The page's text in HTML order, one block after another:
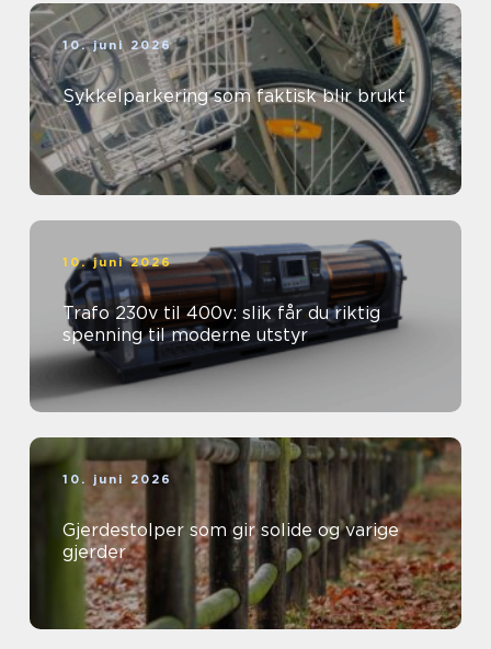
10. juni 2026
Sykkelparkering som faktisk blir brukt
10. juni 2026
Trafo 230v til 400v: slik får du riktig
spenning til moderne utstyr
10. juni 2026
Gjerdestolper som gir solide og varige
gjerder